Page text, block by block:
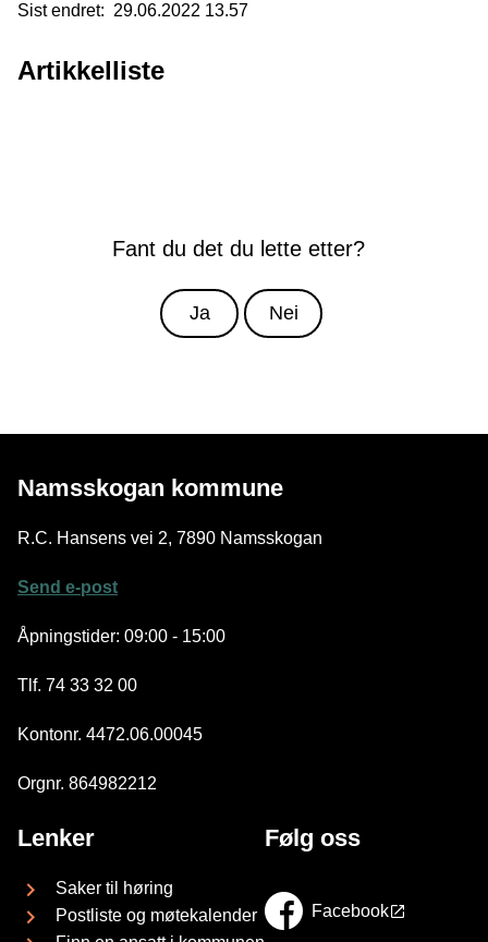
Sist endret 29.06.2022 13.57
Artikkelliste
Fant du det du lette etter?
Ja Nei
Namsskogan kommune
R.C. Hansens vei 2, 7890 Namsskogan
Send e-post
Åpningstider: 09:00 - 15:00
Tlf. 74 33 32 00
Kontonr. 4472.06.00045
Orgnr. 864982212
Lenker
Saker til høring
Postliste og møtekalender
Følg oss
Facebook